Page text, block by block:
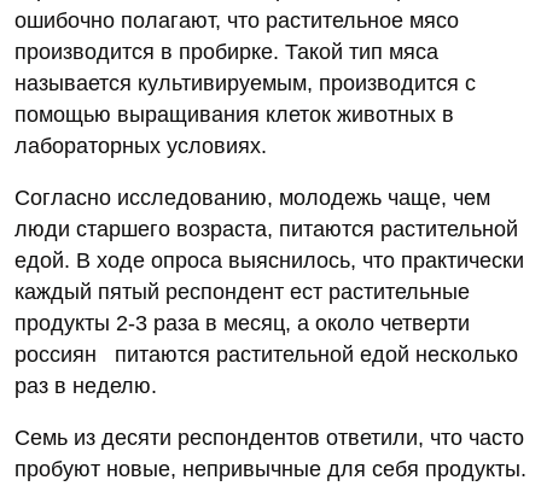
ошибочно полагают, что растительное мясо
производится в пробирке. Такой тип мяса
называется культивируемым, производится с
помощью выращивания клеток животных в
лабораторных условиях.
Согласно исследованию, молодежь чаще, чем
люди старшего возраста, питаются растительной
едой. В ходе опроса выяснилось, что практически
каждый пятый респондент ест растительные
продукты 2-3 раза в месяц, а около четверти
россиян питаются растительной едой несколько
раз в неделю.
Семь из десяти респондентов ответили, что часто
пробуют новые, непривычные для себя продукты.